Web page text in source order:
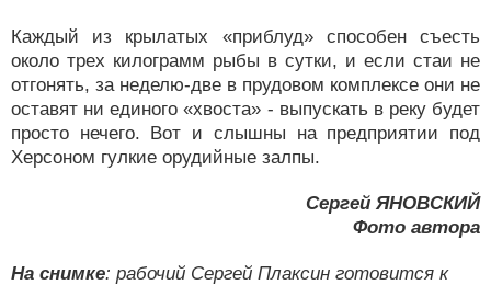
Каждый из крылатых «приблуд» способен съесть
около трех килограмм рыбы в сутки, и если стаи не
отгонять, за неделю-две в прудовом комплексе они не
оставят ни единого «хвоста» - выпускать в реку будет
просто нечего. Вот и слышны на предприятии под
Херсоном гулкие орудийные залпы.
Сергей ЯНОВСКИЙ
Фото автора
На снимке: рабочий Сергей Плаксин готовится к